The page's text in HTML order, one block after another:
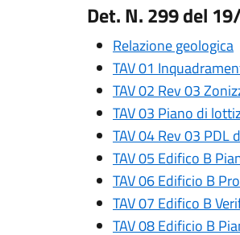
Det. N. 299 del
Relazione geologica
TAV 01
TAV 02 Rev 03
TAV 03 Piano di
TAV 04 Rev 03
TAV 05 Edifico B
TAV 06 Edificio B
TAV 07 Edifico B
TAV 08 Edificio B